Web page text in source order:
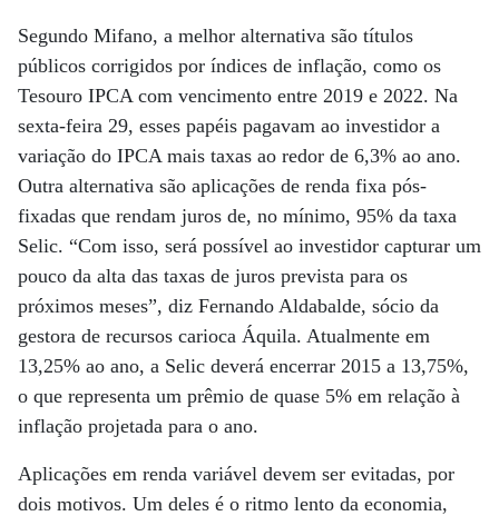
Segundo Mifano, a melhor alternativa são títulos
públicos corrigidos por índices de inflação, como os
Tesouro IPCA com vencimento entre 2019 e 2022. Na
sexta-feira 29, esses papéis pagavam ao investidor a
variação do IPCA mais taxas ao redor de 6,3% ao ano.
Outra alternativa são aplicações de renda fixa pós-
fixadas que rendam juros de, no mínimo, 95% da taxa
Selic. “Com isso, será possível ao investidor capturar um
pouco da alta das taxas de juros prevista para os
próximos meses”, diz Fernando Aldabalde, sócio da
gestora de recursos carioca Áquila. Atualmente em
13,25% ao ano, a Selic deverá encerrar 2015 a 13,75%,
o que representa um prêmio de quase 5% em relação à
inflação projetada para o ano.
Aplicações em renda variável devem ser evitadas, por
dois motivos. Um deles é o ritmo lento da economia,